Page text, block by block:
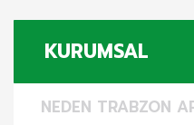
KURUMSAL
NEDEN TRABZON